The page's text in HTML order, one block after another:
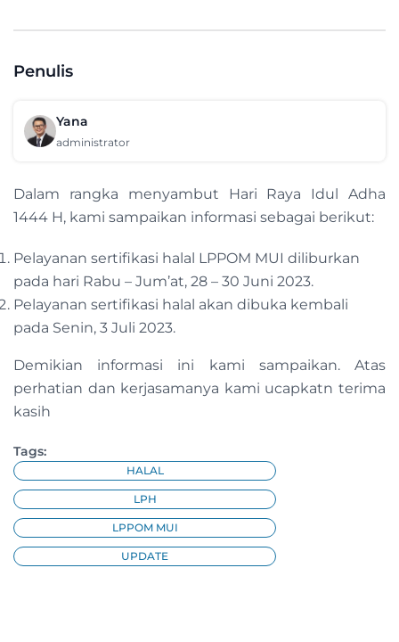
Penulis
Yana
administrator
Dalam rangka menyambut Hari Raya Idul Adha
1444 H, kami sampaikan informasi sebagai berikut:
Pelayanan sertifikasi halal LPPOM MUI diliburkan
pada hari Rabu – Jum’at, 28 – 30 Juni 2023.
Pelayanan sertifikasi halal akan dibuka kembali
pada Senin, 3 Juli 2023.
Demikian informasi ini kami sampaikan. Atas
perhatian dan kerjasamanya kami ucapkatn terima
kasih
Tags:
HALAL
LPH
LPPOM MUI
UPDATE